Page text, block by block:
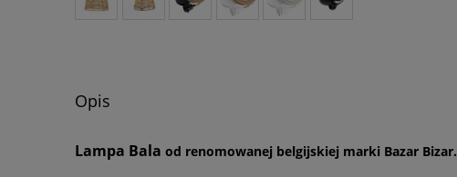
Opis
Lampa Bala od renomowanej belgijskiej marki Bazar Bizar.